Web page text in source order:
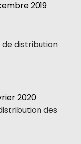
2019
de distribution
2020
des